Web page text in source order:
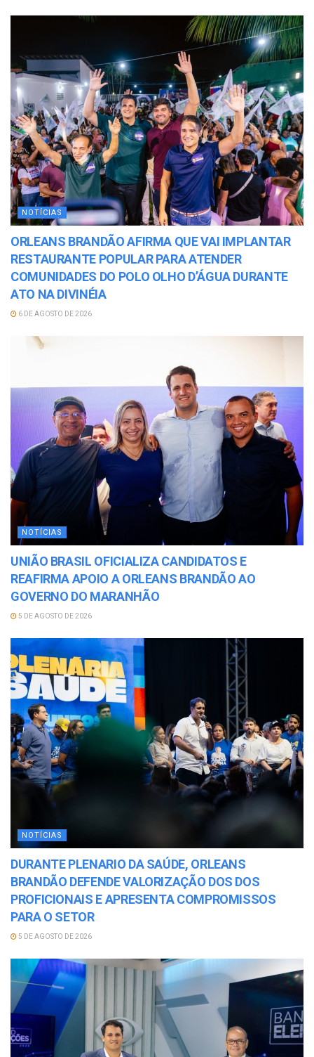
NOTÍCIAS
ORLEANS BRANDÃO AFIRMA QUE VAI IMPLANTAR
RESTAURANTE POPULAR PARA ATENDER
COMUNIDADES DO POLO OLHO D’ÁGUA DURANTE
ATO NA DIVINÉIA
6 DE AGOSTO DE 2026
NOTÍCIAS
UNIÃO BRASIL OFICIALIZA CANDIDATOS E
REAFIRMA APOIO A ORLEANS BRANDÃO AO
GOVERNO DO MARANHÃO
5 DE AGOSTO DE 2026
NOTÍCIAS
DURANTE PLENARIO DA SAÚDE, ORLEANS
BRANDÃO DEFENDE VALORIZAÇÃO DOS DOS
PROFICIONAIS E APRESENTA COMPROMISSOS
PARA O SETOR
5 DE AGOSTO DE 2026